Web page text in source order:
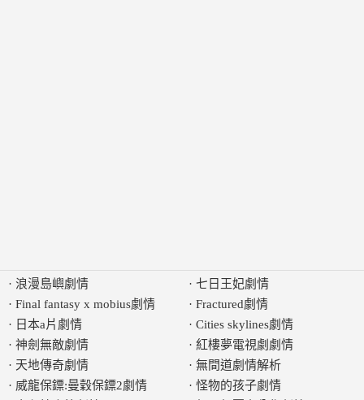
· 浪漫島嶼劇情
· Final fantasy x mobius劇情
· 日本a片劇情
· 神劍無敵劇情
· 天地傳奇劇情
· 威龍保鏢:曼穀保鏢2劇情
· 七日王妃劇情
· Fractured劇情
· Cities skylines劇情
· 紅樓夢電視劇劇情
· 無間道劇情解析
· 怪物的孩子劇情